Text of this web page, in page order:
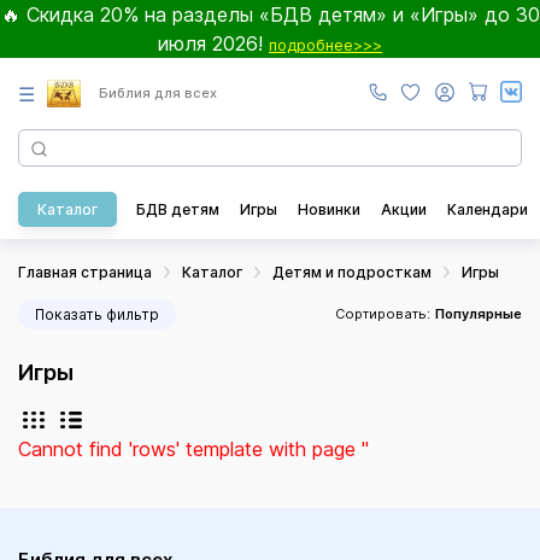
🔥 Скидка 20% на разделы «БДВ детям» и «Игры» до 30
июля 2026! подробнее>>>
☰ Библия для всех
Каталог БДВ детям Игры Новинки Акции Календари
Главная страница Каталог Детям и подросткам Игры
Показать фильтр Сортировать: Популярные
Игры
Cannot find 'rows' template with page ''